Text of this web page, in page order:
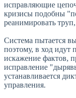
исправляющие
кризисы подобны
реанимировать
Система пытается
поэтому, в ход идут
искажение фактов,
исправление
устанавливается
управления.